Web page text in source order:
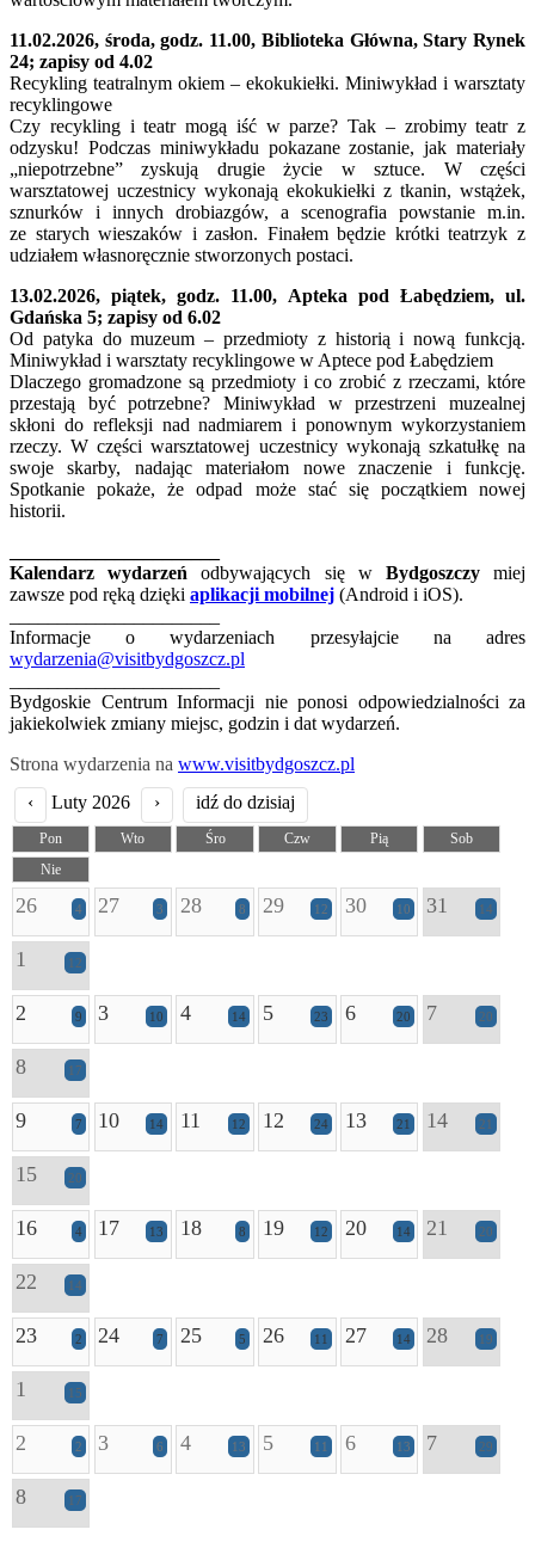
11.02.2026, środa, godz. 11.00, Biblioteka Główna, Stary Rynek
24; zapisy od 4.02
Recykling teatralnym okiem – ekokukiełki. Miniwykład i warsztaty
recyklingowe
Czy recykling i teatr mogą iść w parze? Tak – zrobimy teatr z
odzysku! Podczas miniwykładu pokazane zostanie, jak materiały
„niepotrzebne” zyskują drugie życie w sztuce. W części
warsztatowej uczestnicy wykonają ekokukiełki z tkanin, wstążek,
sznurków i innych drobiazgów, a scenografia powstanie m.in.
ze starych wieszaków i zasłon. Finałem będzie krótki teatrzyk z
udziałem własnoręcznie stworzonych postaci.
13.02.2026, piątek, godz. 11.00, Apteka pod Łabędziem, ul.
Gdańska 5; zapisy od 6.02
Od patyka do muzeum – przedmioty z historią i nową funkcją.
Miniwykład i warsztaty recyklingowe w Aptece pod Łabędziem
Dlaczego gromadzone są przedmioty i co zrobić z rzeczami, które
przestają być potrzebne? Miniwykład w przestrzeni muzealnej
skłoni do refleksji nad nadmiarem i ponownym wykorzystaniem
rzeczy. W części warsztatowej uczestnicy wykonają szkatułkę na
swoje skarby, nadając materiałom nowe znaczenie i funkcję.
Spotkanie pokaże, że odpad może stać się początkiem nowej
historii.
Kalendarz wydarzeń odbywających się w Bydgoszczymiej
zawsze pod ręką dzięki aplikacji mobilnej (Android i iOS).
Informacje o wydarzeniach przesyłajcie na adres
wydarzenia@visitbydgoszcz.pl
Bydgoskie Centrum Informacji nie ponosi odpowiedzialności za
jakiekolwiek zmiany miejsc, godzin i dat wydarzeń.
Strona wydarzenia na www.visitbydgoszcz.pl
‹
Luty 2026 › idź do dzisiaj
Pon Wto Śro Czw Pią
Sob
Nie
26 4 27 3 28 8 29 12 30 10 31 14
1 12
2 9 3 10 4 14 5 23 6 20 7 20
8 17
9 7 10 14 11 12 12 24 13 21 14 21
15 20
16 4 17 13 18 8 19 12 20 14 21 20
22 14
23 2 24 7 25 5 26 11 27 14 28 19
1 15
2 2 3 6 4 13 5 11 6 13 7 29
8 17